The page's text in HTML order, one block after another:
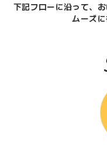
下記フローに沿って、
ムーズに